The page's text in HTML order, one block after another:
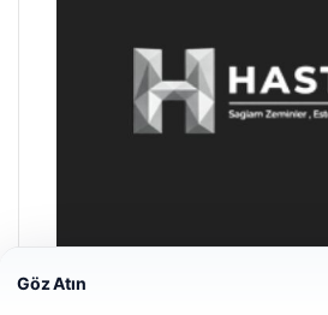
Göz Atın